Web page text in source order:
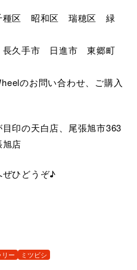
種区 昭和区 瑞穂区 緑
長久手市 日進市 東郷町
のお問い合わせ、ご購入
印の天白店、尾張旭市363
店
ぜひどうぞ♪
ー ミツビシ